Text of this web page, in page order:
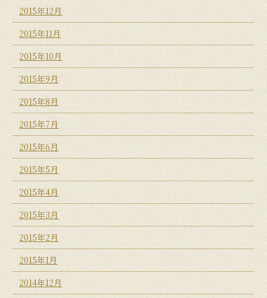
2015年12月
2015年11月
2015年10月
2015年9月
2015年8月
2015年7月
2015年6月
2015年5月
2015年4月
2015年3月
2015年2月
2015年1月
2014年12月